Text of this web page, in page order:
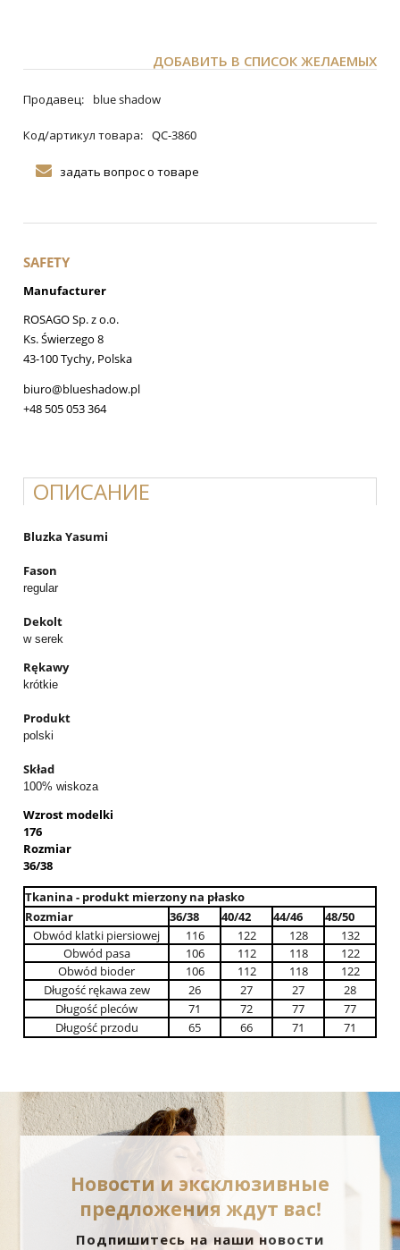
ДОБАВИТЬ В СПИСОК ЖЕЛАЕМЫХ
Продавец: blue shadow
Код/артикул товара: QC-3860
задать вопрос о товаре
SAFETY
Manufacturer
ROSAGO Sp. z o.o.
Ks. Świerzego 8
43-100 Tychy, Polska
biuro@blueshadow.pl
+48 505 053 364
ОПИСАНИЕ
Bluzka Yasumi
Fason
regular
Dekolt
w serek
Rękawy
krótkie
Produkt
polski
Skład
100% wiskoza
Wzrost modelki
176
Rozmiar
36/38
Tkanina - produkt mierzony na płasko
Rozmiar
36/38 40/42 44/46
48/50
Obwód klatki piersiowej
116 122 128
132
Obwód pasa
106 112 118
122
Obwód bioder
106 112 118
122
Długość rękawa zew
26 27 27
28
Długość pleców
71 72 77
77
Długość przodu
65 66 71 71
Новости и эксклюзивные
предложения ждут вас!
Подпишитесь на наши новости